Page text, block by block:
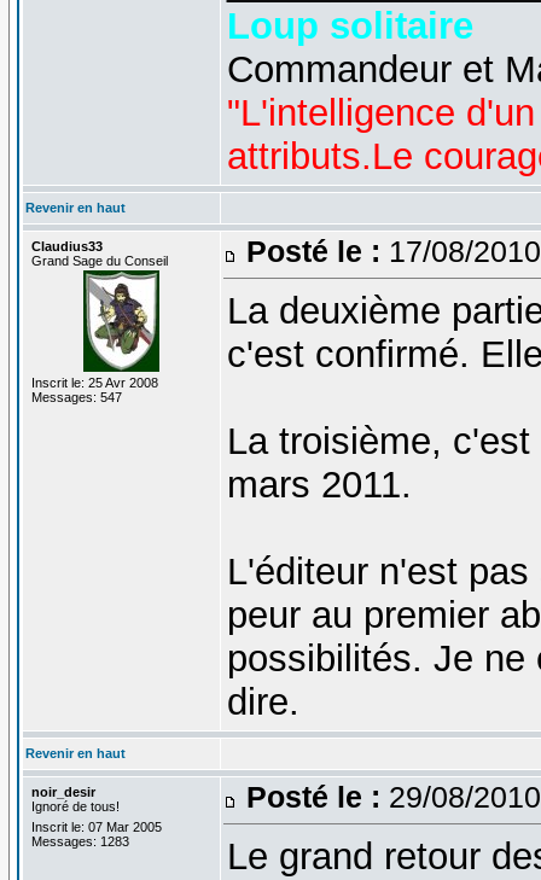
Loup solitaire
Commandeur et
"L'intelligence
attributs.Le
Revenir en haut
Claudius33
Grand Sage du Conseil
Inscrit le: 25 Avr 2008
Messages: 547
Posté le : 17/08/
La deuxième
c'est confirmé.
La troisième,
mars 2011.
L'éditeur n'est
peur au premier
possibilités. Je ne
dire.
Revenir en haut
noir_desir
Ignoré de tous!
Inscrit le: 07 Mar 2005
Messages: 1283
Posté le : 29/08/
Le grand retour